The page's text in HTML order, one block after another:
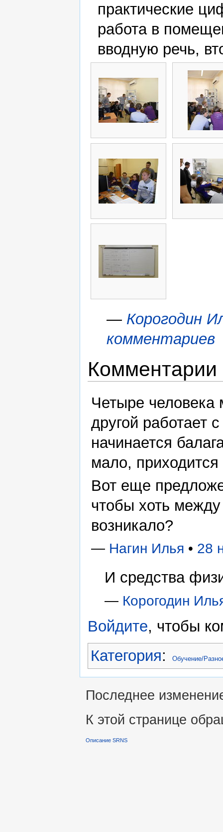
практические
работа в
вводную речь,
— Корогодин
комментариев
Комментарии
Четыре человека
другой работает
начинается
мало, приходится
Вот еще
чтобы хоть
возникало?
— Нагин Илья • 28
И средства
— Корогодин
Войдите, чтобы
Категория: Обучение/
Последнее
К этой странице
Описание SRNS